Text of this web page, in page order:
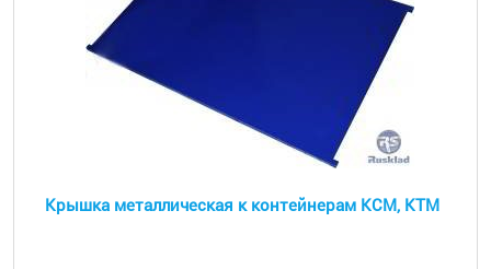
Крышка металлическая к контейнерам КСМ, КТМ